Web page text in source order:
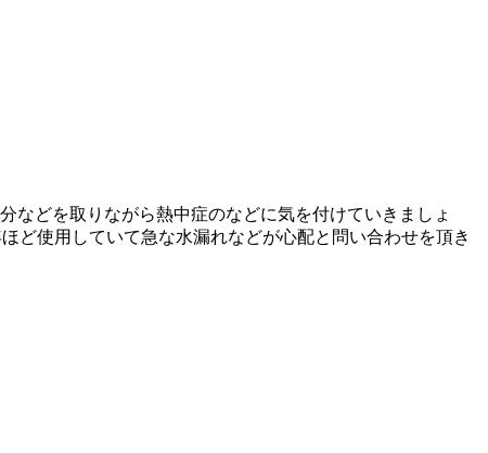
などを取りながら熱中症のなどに気を付けていきましょ
ど使用していて急な水漏れなどが心配と問い合わせを頂き